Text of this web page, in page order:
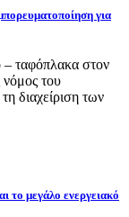
για
– ταφόπλακα στον
του
διαχείριση των
το μεγάλο ενεργειακό